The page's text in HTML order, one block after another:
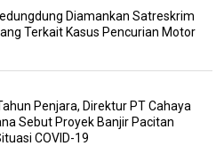
Diamankan Satreskrim
Terkait Kasus Pencurian Motor
Penjara, Direktur PT Cahaya
Sebut Proyek Banjir Pacitan
COVID-19